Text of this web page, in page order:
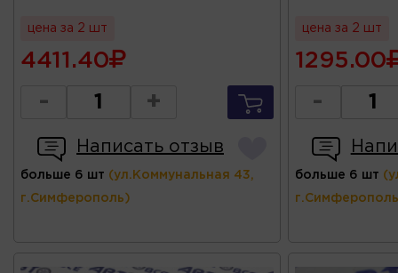
цена за 2 шт
4411.40
- +
Написать отзыв
больше 6 шт (ул.Коммунальная 43,
г.Симферополь)
цена за 2 шт
1295.00
-
больше 6 шт